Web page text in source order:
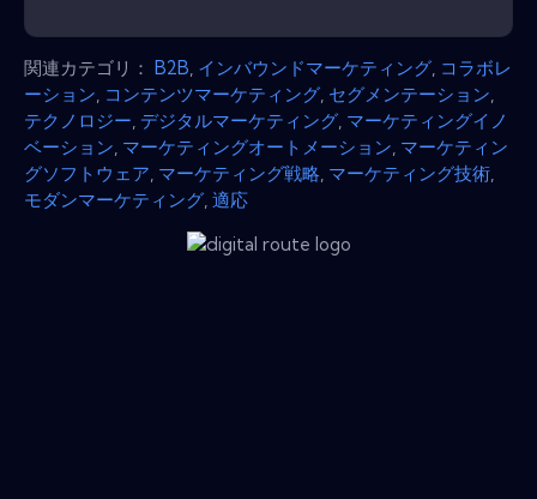
関連カテゴリ： B2B インバウンドマーケティング コラボレ
ーション コンテンツマーケティング セグメンテーション
テクノロジー デジタルマーケティング マーケティングイノ
ベーション マーケティングオートメーション マーケティン
グソフトウェア マーケティング戦略 マーケティング技術
モダンマーケティング 適応